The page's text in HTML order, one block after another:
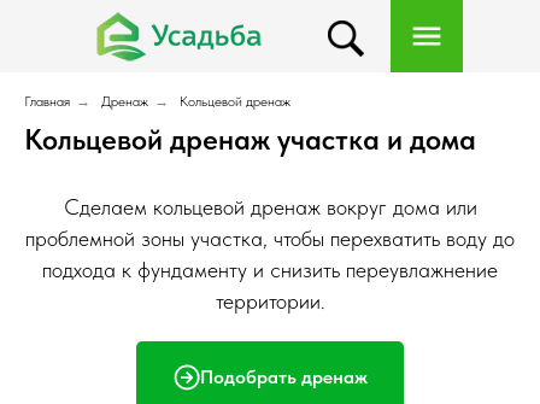
Главная → Дренаж → Кольцевой дренаж
Кольцевой дренаж участка и дома
Сделаем кольцевой дренаж вокруг дома или
проблемной зоны участка, чтобы перехватить воду до
подхода к фундаменту и снизить переувлажнение
территории.
Подобрать дренаж